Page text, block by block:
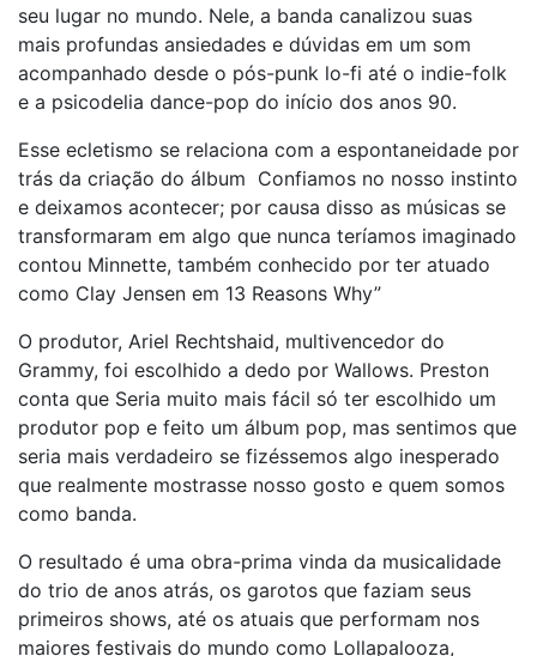
seu lugar no mundo. Nele, a banda canalizou suas
mais profundas ansiedades e dúvidas em um som
acompanhado desde o pós-punk lo-fi até o indie-folk
e a psicodelia dance-pop do início dos anos 90.
Esse ecletismo se relaciona com a espontaneidade por
trás da criação do álbum Confiamos no nosso instinto
e deixamos acontecer; por causa disso as músicas se
transformaram em algo que nunca teríamos imaginado
contou Minnette, também conhecido por ter atuado
como Clay Jensen em 13 Reasons Why”
O produtor, Ariel Rechtshaid, multivencedor do
Grammy, foi escolhido a dedo por Wallows. Preston
conta que Seria muito mais fácil só ter escolhido um
produtor pop e feito um álbum pop, mas sentimos que
seria mais verdadeiro se fizéssemos algo inesperado
que realmente mostrasse nosso gosto e quem somos
como banda.
O resultado é uma obra-prima vinda da musicalidade
do trio de anos atrás, os garotos que faziam seus
primeiros shows, até os atuais que performam nos
maiores festivais do mundo como Lollapalooza,